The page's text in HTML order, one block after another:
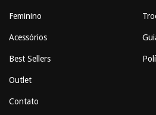
Feminino
Acessórios
Best Sellers
Outlet
Contato